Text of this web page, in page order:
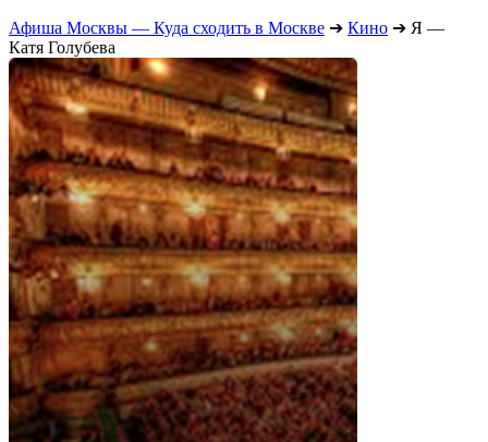
Афиша Москвы — Куда сходить в Москве ➔ Кино ➔ Я —
Катя Голубева